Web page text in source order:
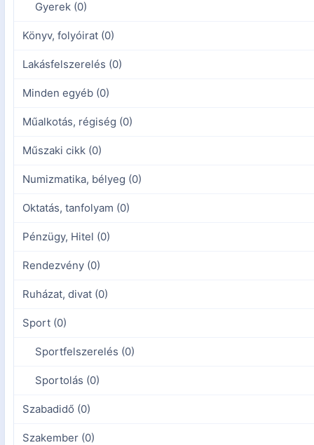
Gyerek (0)
Könyv, folyóirat (0)
Lakásfelszerelés (0)
Minden egyéb (0)
Műalkotás, régiség (0)
Műszaki cikk (0)
Numizmatika, bélyeg (0)
Oktatás, tanfolyam (0)
Pénzügy, Hitel (0)
Rendezvény (0)
Ruházat, divat (0)
Sport (0)
Sportfelszerelés (0)
Sportolás (0)
Szabadidő (0)
Szakember (0)